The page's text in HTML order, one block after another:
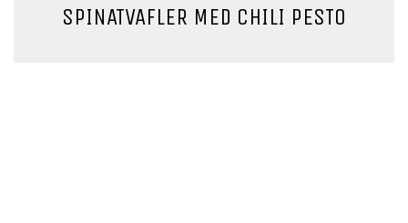
SPINATVAFLER MED CHILI PESTO